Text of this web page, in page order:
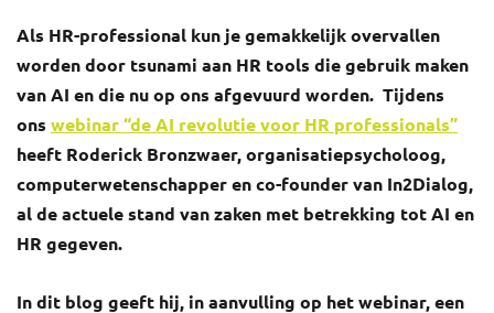
Als HR-professional kun je gemakkelijk overvallen
worden door tsunami aan HR tools die gebruik maken
van AI en die nu op ons afgevuurd worden. Tijdens
ons webinar “de AI revolutie voor HR professionals”
heeft Roderick Bronzwaer, organisatiepsycholoog,
computerwetenschapper en co-founder van In2Dialog,
al de actuele stand van zaken met betrekking tot AI en
HR gegeven.
In dit blog geeft hij, in aanvulling op het webinar, een